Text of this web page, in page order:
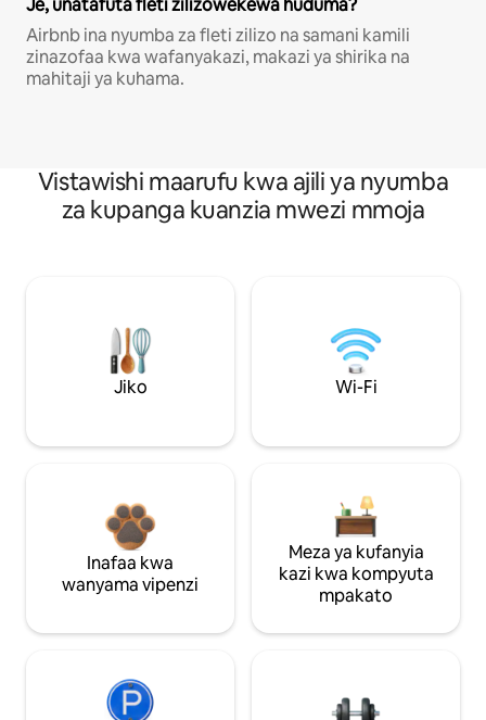
Airbnb ina nyumba za fleti zilizo na samani kamili
zinazofaa kwa wafanyakazi, makazi ya shirika na
mahitaji ya kuhama.
Vistawishi maarufu kwa ajili ya nyumba
za kupanga kuanzia mwezi mmoja
Jiko Wi-Fi
Inafaa kwa
wanyama vipenzi
Meza ya kufanyia
kazi kwa kompyuta
mpakato